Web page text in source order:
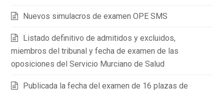
Nuevos simulacros de examen OPE SMS
Listado definitivo de admitidos y excluidos,
miembros del tribunal y fecha de examen de las
oposiciones del Servicio Murciano de Salud
Publicada la fecha del examen de 16 plazas de